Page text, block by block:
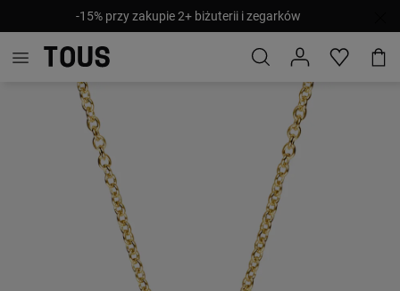
-15% przy zakupie 2+ biżuterii i zegarków